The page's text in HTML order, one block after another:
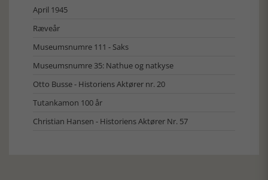
April 1945
Ræveår
Museumsnumre 111 - Saks
Museumsnumre 35: Nathue og natkyse
Otto Busse - Historiens Aktører nr. 20
Tutankamon 100 år
Christian Hansen - Historiens Aktører Nr. 57